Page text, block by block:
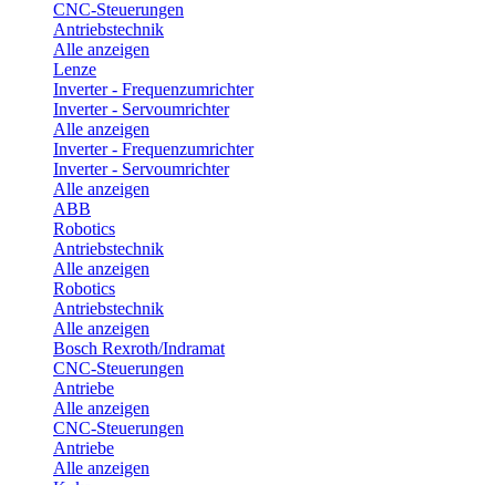
CNC-Steuerungen
Antriebstechnik
Alle anzeigen
Lenze
Inverter - Frequenzumrichter
Inverter - Servoumrichter
Alle anzeigen
Inverter - Frequenzumrichter
Inverter - Servoumrichter
Alle anzeigen
ABB
Robotics
Antriebstechnik
Alle anzeigen
Robotics
Antriebstechnik
Alle anzeigen
Bosch Rexroth/Indramat
CNC-Steuerungen
Antriebe
Alle anzeigen
CNC-Steuerungen
Antriebe
Alle anzeigen